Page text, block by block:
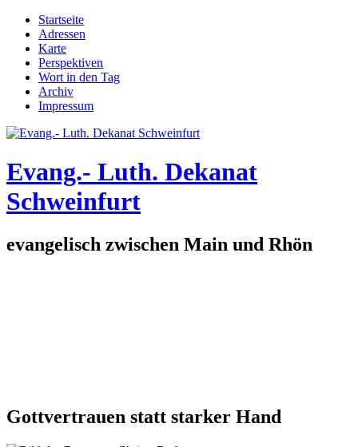
Direkt zum Inhalt
Hauptmenü
Startseite
Adressen
Karte
Perspektiven
Wort in den Tag
Archiv
Impressum
Evang.- Luth. Dekanat
Schweinfurt
evangelisch zwischen Main und Rhön
Gottvertrauen statt starker Hand